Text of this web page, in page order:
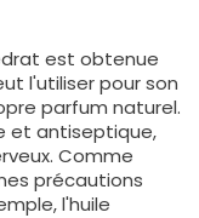
est obtenue
l'utiliser pour son
parfum naturel.
et antiseptique,
Comme
précautions
l'huile